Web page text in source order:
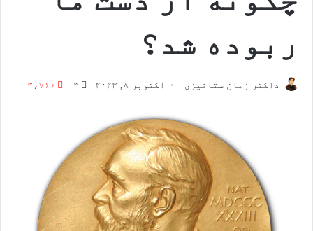
ربوده شد؟
داکتر زمان ستانیزی اکتوبر ۸, ۲۰۲۳ ۳ ۳،۷۶۶